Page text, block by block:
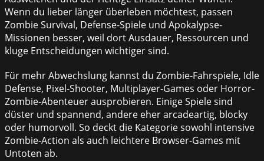
Wenn du lieber länger überleben möchtest, passen
Zombie Survival, Defense-Spiele und Apokalypse-
Missionen besser, weil dort Ausdauer, Ressourcen und
kluge Entscheidungen wichtiger sind.
Für mehr Abwechslung kannst du Zombie-Fahrspiele, Idle
Defense, Pixel-Shooter, Multiplayer-Games oder Horror-
Zombie-Abenteuer ausprobieren. Einige Spiele sind
düster und spannend, andere eher arcadeartig, blocky
oder humorvoll. So deckt die Kategorie sowohl intensive
Zombie-Action als auch leichtere Browser-Games mit
Untoten ab.